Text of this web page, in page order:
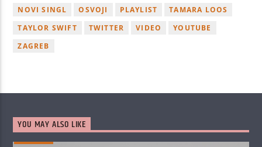
NOVI SINGL
OSVOJI PLAYLIST
TAMARA LOOS
TAYLOR SWIFT
TWITTER VIDEO
YOUTUBE
ZAGREB
YOU MAY ALSO LIKE